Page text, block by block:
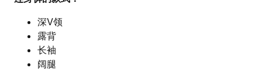
深V领
露背
长袖
阔腿